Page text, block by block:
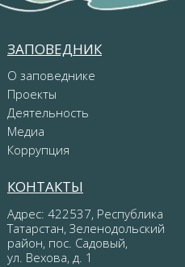
ЗАПОВЕДНИК
О заповеднике
Проекты
Деятельность
Медиа
Коррупция
КОНТАКТЫ
Адрес: 422537, Республика
Татарстан, Зеленодольский
район, пос. Садовый,
ул. Вехова, д. 1